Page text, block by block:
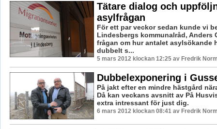
Tätare dialog och
asylfrågan
För ett par veckor sedan kunde vi
Lindesbergs kommunalråd, Anders
frågan om hur antalet asylsökande
dubbelt s...
5 mars 2012 klockan 12:25 av Fredrik
Dubbelexponering i
På jakt efter en mindre hästgård
Då kan veckans avsnitt av På
extra intressant för just dig.
6 mars 2012 klockan 08:41 av Fredrik